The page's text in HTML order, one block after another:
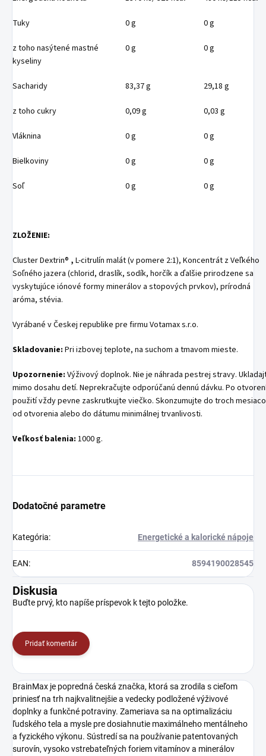
Tuky 0 g 0 g
z toho nasýtené mastné
kyseliny
0 g 0 g
Sacharidy 83,37 g 29,18 g
z toho cukry 0,09 g 0,03 g
Vláknina 0 g 0 g
Bielkoviny 0 g 0 g
Soľ 0 g 0 g
ZLOŽENIE:
Cluster Dextrin® , L-citrulín malát (v pomere 2:1), Koncentrát z Veľkého
Soľného jazera (chlorid, draslík, sodík, horčík a ďalšie prirodzene sa
vyskytujúce iónové formy minerálov a stopových prvkov), prírodná
aróma, stévia.
Vyrábané v Českej republike pre firmu Votamax s.r.o.
Skladovanie: Pri izbovej teplote, na suchom a tmavom mieste.
Upozornenie: Výživový doplnok. Nie je náhrada pestrej stravy.
mimo dosahu detí. Neprekračujte odporúčanú dennú dávku. Po
použití vždy pevne zaskrutkujte viečko. Skonzumujte do troch
od otvorenia alebo do dátumu minimálnej trvanlivosti.
Veľkosť balenia: 1000 g.
Dodatočné parametre
Kategória: Energetické a kalorické nápoje
EAN: 8594190028545
Diskusia
Buďte prvý, kto napíše príspevok k tejto položke.
Pridať komentár
BrainMax je popredná česká značka, ktorá sa zrodila s cieľom
priniesť na trh najkvalitnejšie a vedecky podložené výživové
doplnky a funkčné potraviny. Zameriava sa na optimalizáciu
ľudského tela a mysle pre dosiahnutie maximálneho mentálneho
a fyzického výkonu. Sústredí sa na používanie patentovaných
surovín, vysoko vstrebateľných foriem vitamínov a minerálov